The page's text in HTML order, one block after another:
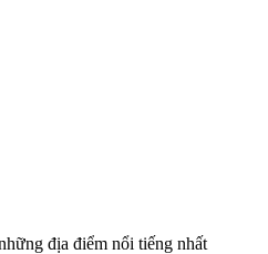
địa điểm nổi tiếng nhất